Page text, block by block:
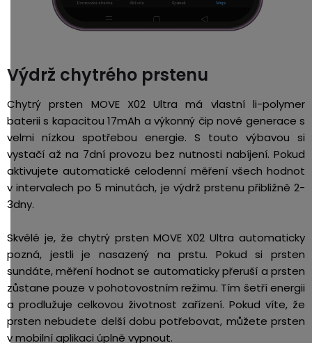
Výdrž chytrého prstenu
Chytrý prsten MOVE X02 Ultra má vlastní li-polymer
baterii s kapacitou 17mAh a výkonný čip nové generace s
velmi nízkou spotřebou energie. S touto výbavou si
vystačí až na 7dní provozu bez nutnosti nabíjení. Pokud
aktivujete automatické celodenní měření všech hodnot
v intervalech po 5 minutách, je výdrž prstenu přibližně 2-
3dny.
Skvělé je, že chytrý prsten MOVE X02 Ultra automaticky
pozná, jestli je nasazený na prstu. Pokud si prsten
sundáte, měření hodnot se automaticky přeruší a prsten
zůstane pouze v pohotovostním režimu. Tím šetří energii
a prodlužuje celkovou životnost zařízení. Pokud víte, že
prsten nebudete delší dobu potřebovat, můžete prsten
v mobilní aplikaci úplně vypnout.